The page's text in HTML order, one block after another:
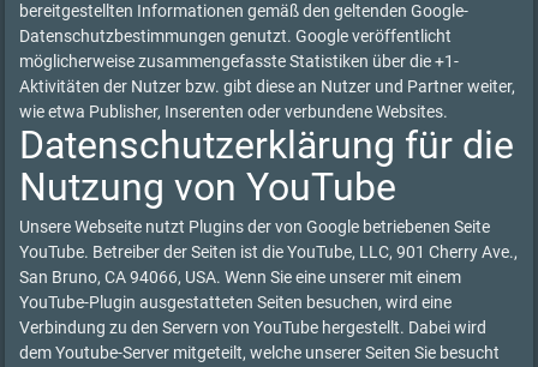
bereitgestellten Informationen gemäß den geltenden Google-
Datenschutzbestimmungen genutzt. Google veröffentlicht
möglicherweise zusammengefasste Statistiken über die +1-
Aktivitäten der Nutzer bzw. gibt diese an Nutzer und Partner weiter,
wie etwa Publisher, Inserenten oder verbundene Websites.
Datenschutzerklärung für die
Nutzung von YouTube
Unsere Webseite nutzt Plugins der von Google betriebenen Seite
YouTube. Betreiber der Seiten ist die YouTube, LLC, 901 Cherry Ave.,
San Bruno, CA 94066, USA. Wenn Sie eine unserer mit einem
YouTube-Plugin ausgestatteten Seiten besuchen, wird eine
Verbindung zu den Servern von YouTube hergestellt. Dabei wird
dem Youtube-Server mitgeteilt, welche unserer Seiten Sie besucht